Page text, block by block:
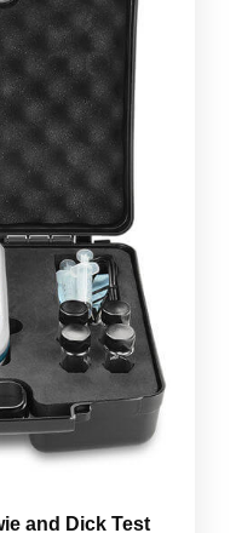
and Dick Test